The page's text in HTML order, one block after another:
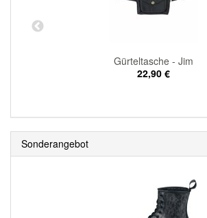
Gürteltasche - Jim
22,90 €
Sonderangebot